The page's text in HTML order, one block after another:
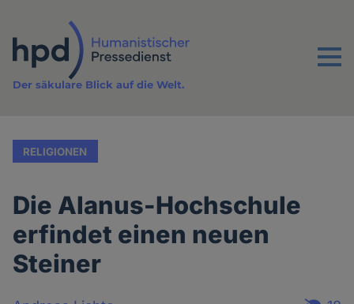
Inhalt
Menu
Der säkulare Blick auf die Welt.
RELIGIONEN
Die Alanus-Hochschule
erfindet einen neuen
Steiner